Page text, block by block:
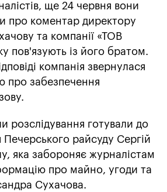
ще 24 червня вони
про коментар директору
та компанії «ТОВ
пов'язують із його братом.
компанія звернулася
про забезпечення
розслідування готували до
Печерського райсуду Сергій
яка забороняє журналістам
про майно, угоди та
Сухачова.